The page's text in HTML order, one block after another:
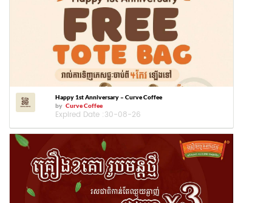
Happy 1st Anniversary – Curve Coffee
by Curve Coffee
Expired Date :30-08-26